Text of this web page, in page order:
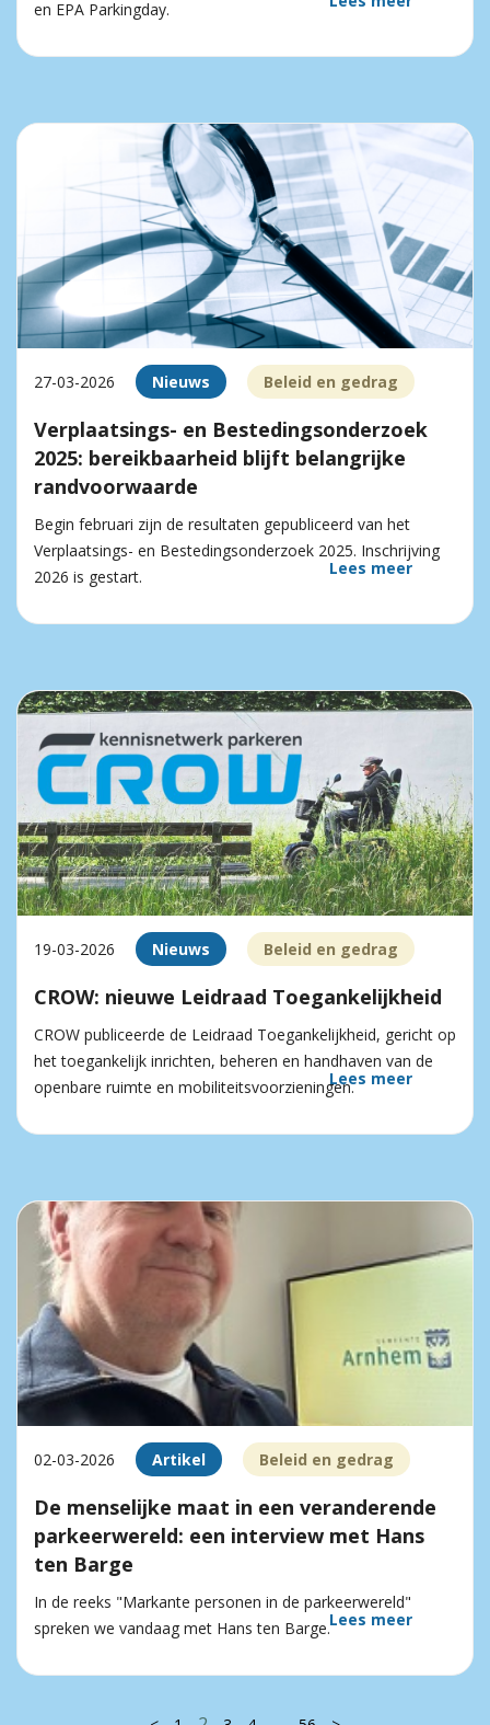
en EPA Parkingday.
27-03-2026 Nieuws Beleid en gedrag
Verplaatsings- en Bestedingsonderzoek
2025: bereikbaarheid blijft belangrijke
randvoorwaarde
Begin februari zijn de resultaten gepubliceerd van het
Verplaatsings- en Bestedingsonderzoek 2025. Inschrijving
2026 is gestart.
Lees meer
19-03-2026 Nieuws Beleid en gedrag
CROW: nieuwe Leidraad Toegankelijkheid
CROW publiceerde de Leidraad Toegankelijkheid, gericht op
het toegankelijk inrichten, beheren en handhaven van de
openbare ruimte en mobiliteitsvoorzieningen.Lees meer
02-03-2026 Artikel Beleid en gedrag
De menselijke maat in een veranderende
parkeerwereld: een interview met Hans
ten Barge
In de reeks "Markante personen in de parkeerwereld"
spreken we vandaag met Hans ten Barge.Lees meer